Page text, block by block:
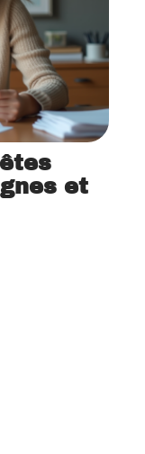
et